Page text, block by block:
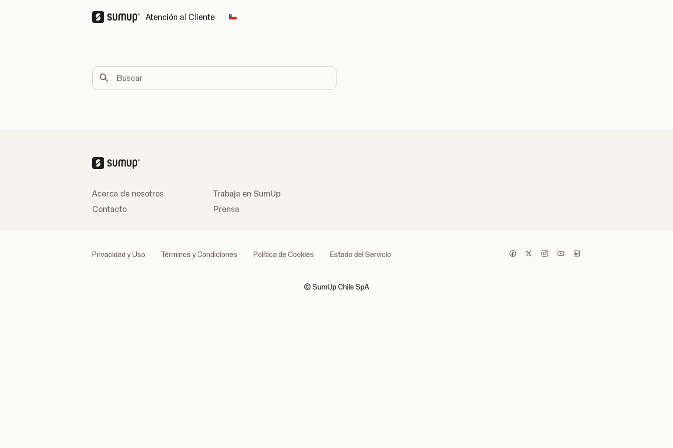
Atención al Cliente Change country
Buscar
Acerca de nosotros
Contacto
Trabaja en SumUp
Prensa
Privacidad y Uso Términos y Condiciones Política de Cookies Estado del Servicio
© SumUp Chile SpA